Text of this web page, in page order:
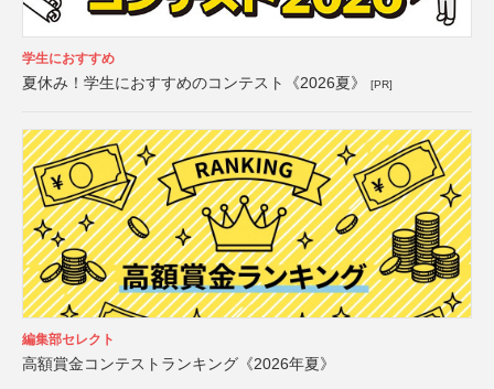
学生におすすめ
夏休み！学生におすすめのコンテスト《2026夏》 [PR]
編集部セレクト
高額賞金コンテストランキング《2026年夏》